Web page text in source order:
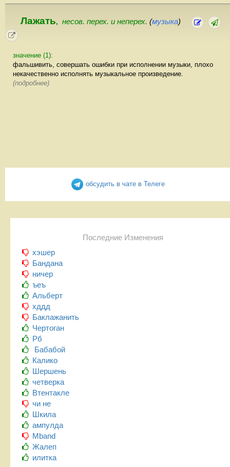
Лажать, несов. перех. и неперех. (музыка)
значение (1):
фальшивить, совершать ошибки при исполнении музыки, плохо
некачественно исполнять музыкальное произведение.
(подробнее)
обсудить в чате в Телеге
Последние Изменения
хэшер
Бандана
ничер
ъеъ
Альберт
хддд
Баклажанить
Чертоган
Рб
Бабабой
Калико
Шершень
четверка
Втентакле
чи не
Шкила
ампулда
Mband
Жалеп
илитка